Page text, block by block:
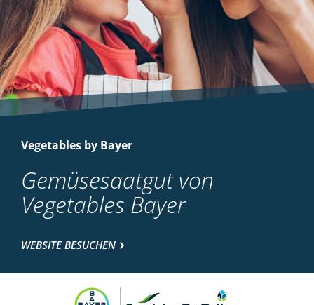
Vegetables by Bayer
Gemüsesaatgut von
Vegetables Bayer
WEBSITE BESUCHEN